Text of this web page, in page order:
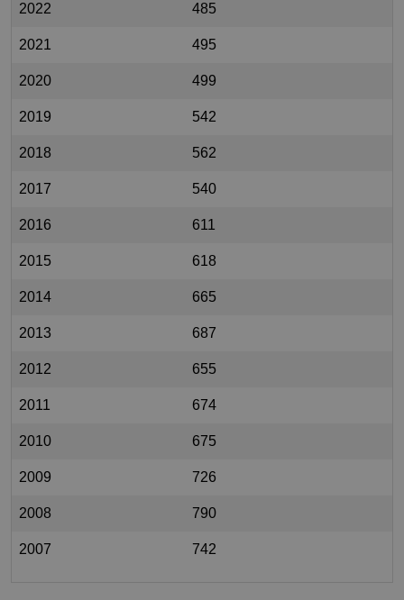
2022 485
2021 495
2020 499
2019 542
2018 562
2017 540
2016 611
2015 618
2014 665
2013 687
2012 655
2011 674
2010 675
2009 726
2008 790
2007 742